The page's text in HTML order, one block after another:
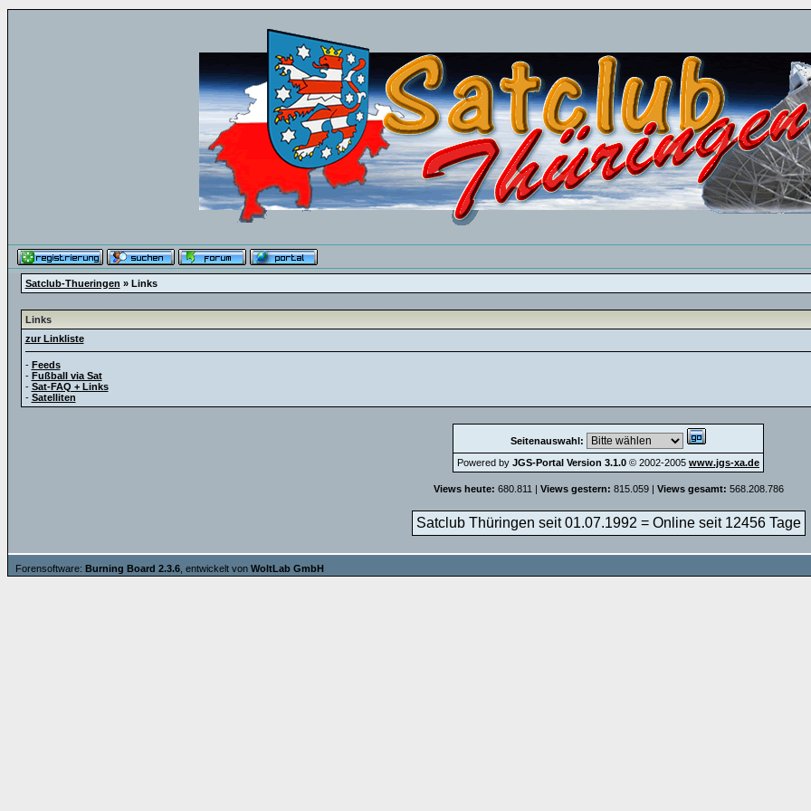
Satclub-Thueringen » Links
Links
zur Linkliste
- Feeds
- Fußball via Sat
- Sat-FAQ + Links
- Satelliten
Seitenauswahl:
Powered by JGS-Portal Version 3.1.0 © 2002-2005 www.jgs-xa.de
Views heute: 680.811 | Views gestern: 815.059 | Views gesamt: 568.208.786
Satclub Thüringen seit 01.07.1992 = Online seit 12456 Tage
Forensoftware: Burning Board 2.3.6 , entwickelt von WoltLab GmbH